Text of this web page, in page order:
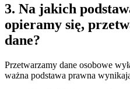
3. Na jakich
opieramy się,
dane?
Przetwarzamy dane osobowe
ważna podstawa prawna